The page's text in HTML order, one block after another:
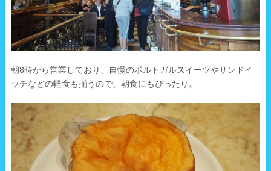
朝8時から営業しており、自慢のポルトガルスイーツやサンドイ
ッチなどの軽食も揃うので、朝食にもぴったり。